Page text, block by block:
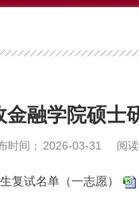
融学院硕士
时间： 2026-03-31 阅
复试名单（一志愿）